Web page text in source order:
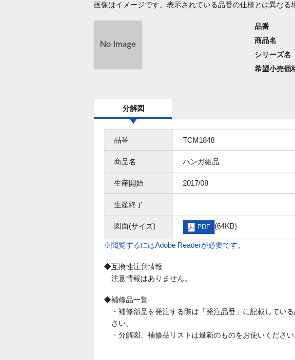
画像はイメージです。表示されている品番の仕様とは異なる
品番
商品名
シリーズ名
希望小売価
分解図
品番 TCM1848
商品名 ハンガ組品
生産開始 2017/08
生産終了
図面(サイズ) PDF (64KB)
※閲覧するにはAdobe Readerが必要です。
◆互換性注意情報
注意情報はありません。
◆補修品一覧
・補修部品を発注する際は「発注品番」に記載してい
さい。
・分解図、補修品リストは最新のものをお使いください